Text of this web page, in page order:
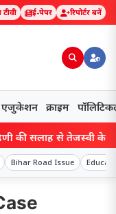
ई-पेपर रिपोर्टर बनें
एजुकेशन क्राइम
की सलाह से तेजस्वी के
Bihar Road Issue